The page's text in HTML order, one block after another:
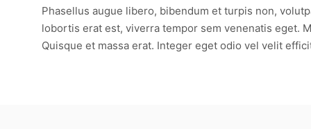
Phasellus augue libero, bibendum et turpis non,
lobortis erat est, viverra tempor sem venenatis eget.
Quisque et massa erat. Integer eget odio vel velit